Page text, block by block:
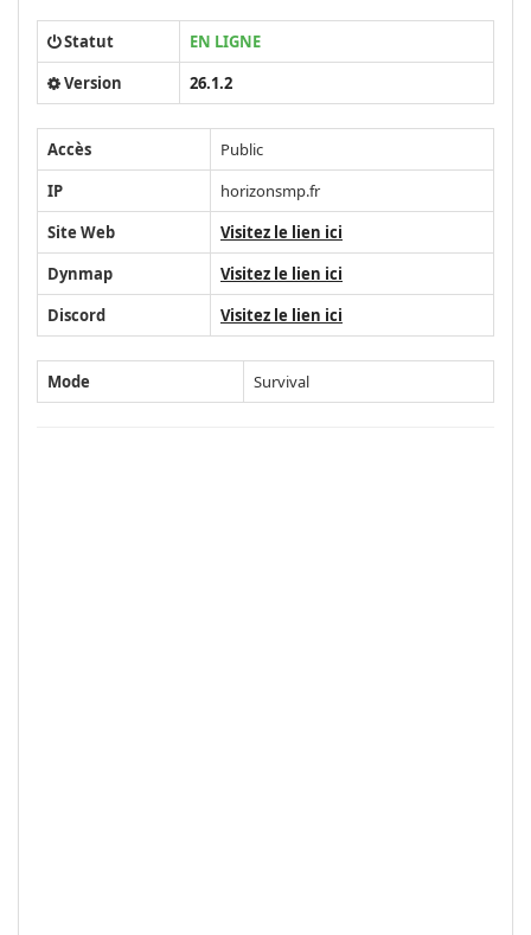
Statut
EN LIGNE
Version
26.1.2
Accès
Public
IP
horizonsmp.fr
Site Web
Visitez le lien ici
Dynmap
Visitez le lien ici
Discord
Visitez le lien ici
Mode Survival